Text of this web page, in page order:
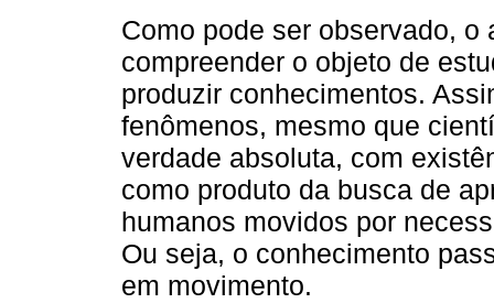
Como pode ser observado,
compreender o objeto de
produzir conhecimentos.
fenômenos, mesmo que
verdade absoluta, com
como produto da busca de
humanos movidos por
Ou seja, o conhecimento
em movimento.